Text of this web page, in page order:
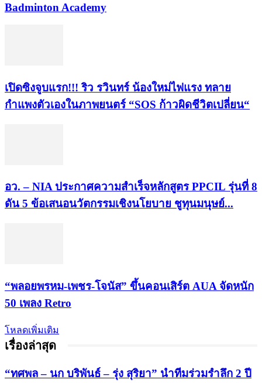
Badminton Academy
เปิดซิงจูบแรก!!! ริว รวินทร์ น้องใหม่ไฟแรง ทลาย
กำแพงตัวเองในภาพยนตร์ “SOS ก้าวผิดชีวิตเปลี่ยน“
อว. – NIA ประกาศความสำเร็จหลักสูตร PPCIL รุ่นที่ 8
ดัน 5 ข้อเสนอนวัตกรรมเชิงนโยบาย ชูทุนมนุษย์...
“พลอยพรหม-เพชร-โจนัส” ขึ้นคอนเสิร์ต AUA จัดหนัก
50 เพลง Retro
โหลดเพิ่มเติม
เรื่องล่าสุด
“ทศพล – นก บริพันธ์ – รุ่ง สุริยา” นำทีมร่วมรำลึก 2 ปี